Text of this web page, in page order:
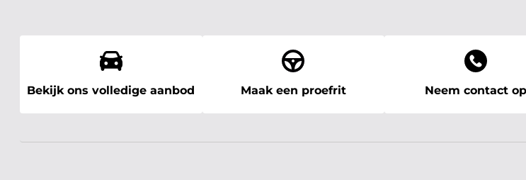
Bekijk ons volledige aanbod Maak een proefrit Neem contact op